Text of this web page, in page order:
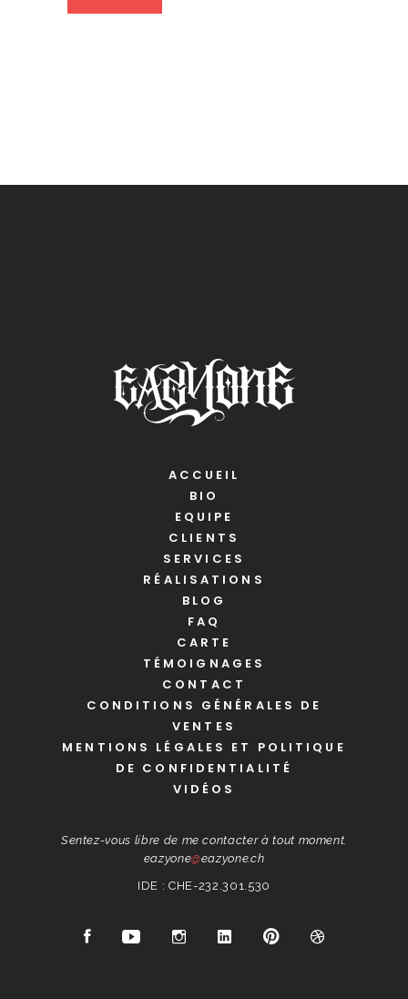
ACCUEIL
BIO
EQUIPE
CLIENTS
SERVICES
RÉALISATIONS
BLOG
FAQ
CARTE
TÉMOIGNAGES
CONTACT
CONDITIONS GÉNÉRALES DE
VENTES
MENTIONS LÉGALES ET POLITIQUE
DE CONFIDENTIALITÉ
VIDÉOS
Sentez-vous libre de me contacter à tout moment.
eazyone@eazyone.ch
IDE : CHE-232.301.530